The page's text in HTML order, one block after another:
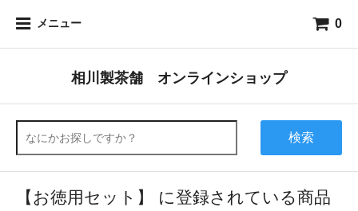
メニュー 0
相川製茶舗 オンラインショップ
検索
【お徳用セット】 に登録されている商品